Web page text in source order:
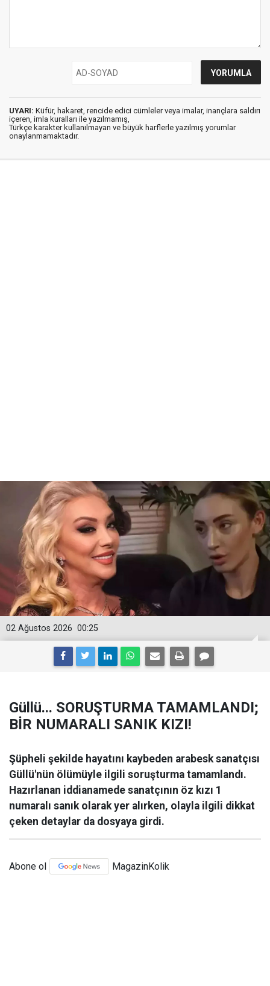
UYARI: Küfür, hakaret, rencide edici cümleler veya imalar, inançlara saldırı
içeren, imla kuralları ile yazılmamış,
Türkçe karakter kullanılmayan ve büyük harflerle yazılmış yorumlar
onaylanmamaktadır.
00:25
02 Ağustos 2026
Güllü... SORUŞTURMA TAMAMLANDI;
BİR NUMARALI SANIK KIZI!
Şüpheli şekilde hayatını kaybeden arabesk sanatçısı
Güllü'nün ölümüyle ilgili soruşturma tamamlandı.
Hazırlanan iddianamede sanatçının öz kızı 1
numaralı sanık olarak yer alırken, olayla ilgili dikkat
çeken detaylar da dosyaya girdi.
Abone ol MagazinKolik